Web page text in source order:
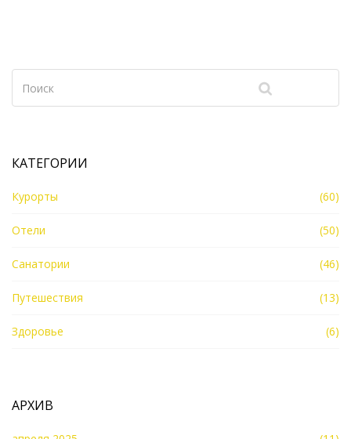
КАТЕГОРИИ
Курорты (60)
Отели (50)
Санатории (46)
Путешествия (13)
Здоровье (6)
АРХИВ